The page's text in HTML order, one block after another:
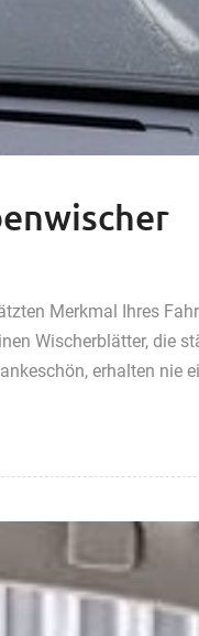
Merkmal Ihres
Wischerblätter, die
erhalten nie